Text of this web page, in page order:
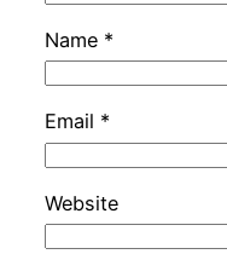
Name *
Email *
Website